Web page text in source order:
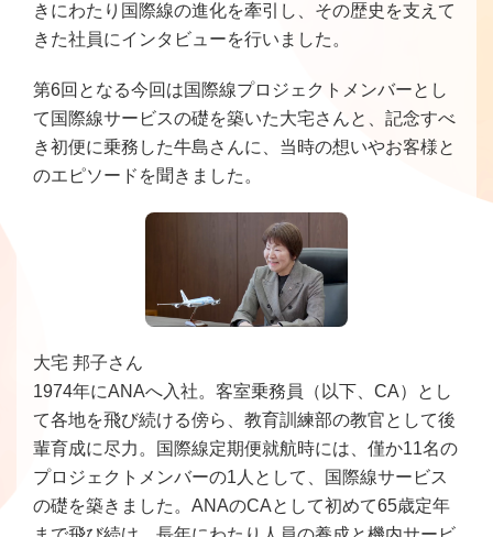
きにわたり国際線の進化を牽引し、その歴史を支えて
きた社員にインタビューを行いました。
第6回となる今回は国際線プロジェクトメンバーとし
て国際線サービスの礎を築いた大宅さんと、記念すべ
き初便に乗務した牛島さんに、当時の想いやお客様と
のエピソードを聞きました。
大宅 邦子さん
1974年にANAへ入社。客室乗務員（以下、CA）とし
て各地を飛び続ける傍ら、教育訓練部の教官として後
輩育成に尽力。国際線定期便就航時には、僅か11名の
プロジェクトメンバーの1人として、国際線サービス
の礎を築きました。ANAのCAとして初めて65歳定年